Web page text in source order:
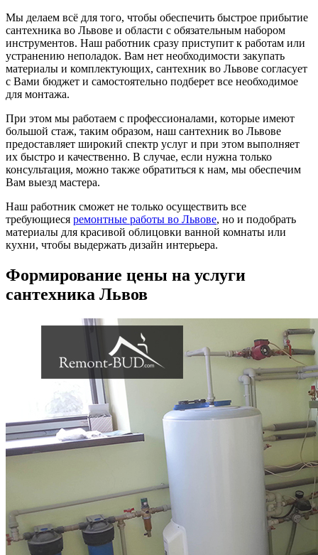
Мы делаем всё для того, чтобы обеспечить быстрое прибытие
сантехника во Львове и области с обязательным набором
инструментов. Наш работник сразу приступит к работам или
устранению неполадок. Вам нет необходимости закупать
материалы и комплектующих, сантехник во Львове согласует
с Вами бюджет и самостоятельно подберет все необходимое
для монтажа.
При этом мы работаем с профессионалами, которые имеют
большой стаж, таким образом, наш сантехник во Львове
предоставляет широкий спектр услуг и при этом выполняет
их быстро и качественно. В случае, если нужна только
консультация, можно также обратиться к нам, мы обеспечим
Вам выезд мастера.
Наш работник сможет не только осуществить все
требующиеся ремонтные работы во Львове, но и подобрать
материалы для красивой облицовки ванной комнаты или
кухни, чтобы выдержать дизайн интерьера.
Формирование цены на услуги
сантехника Львов